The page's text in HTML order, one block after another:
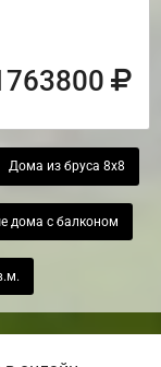
Дома из бруса 8х8
дома с балконом